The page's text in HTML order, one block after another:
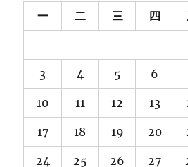
一 二 三 四
3 4 5 6
10 11 12 13
17 18 19 20
24 25 26 27